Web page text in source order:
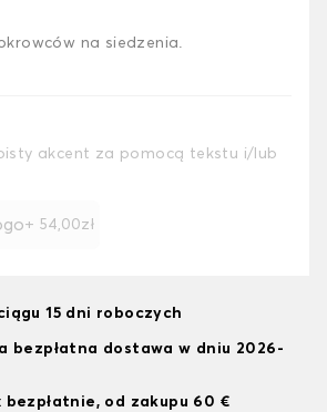
na siedzenia.
akcent za pomocą tekstu i/lub
+ 54,00zł
15 dni roboczych
bezpłatna dostawa w dniu 2026-
bezpłatnie, od zakupu 60 €